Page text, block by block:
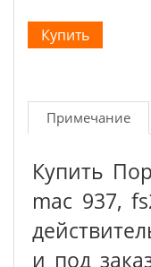
Примечание
Купить
mac 937,
и под